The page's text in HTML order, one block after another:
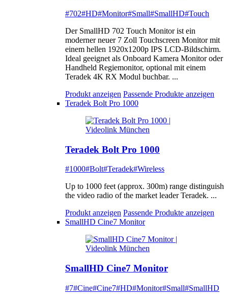
#702#HD#Monitor#Small#SmallHD#Touch
Der SmallHD 702 Touch Monitor ist ein
moderner neuer 7 Zoll Touchscreen Monitor mit
einem hellen 1920x1200p IPS LCD-Bildschirm.
Ideal geeignet als Onboard Kamera Monitor oder
Handheld Regiemonitor, optional mit einem
Teradek 4K RX Modul buchbar. ...
Produkt anzeigen Passende Produkte anzeigen
Teradek Bolt Pro 1000
Teradek Bolt Pro 1000
#1000#Bolt#Teradek#Wireless
Up to 1000 feet (approx. 300m) range distinguish
the video radio of the market leader Teradek. ...
Produkt anzeigen Passende Produkte anzeigen
SmallHD Cine7 Monitor
SmallHD Cine7 Monitor
#7#Cine#Cine7#HD#Monitor#Small#SmallHD